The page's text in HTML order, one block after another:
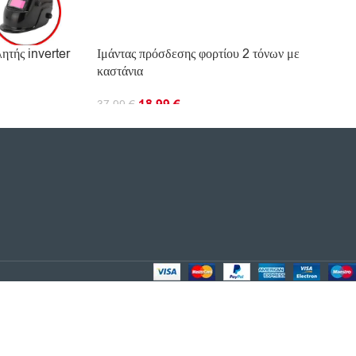
inverter
Ιμάντας πρόσδεσης φορτίου 2 τόνων με
καστάνια
37.99 € 18.99€
ΠΡΟΣΘΉΚΗ ΣΤΟ ΚΑΛΆΘΙ